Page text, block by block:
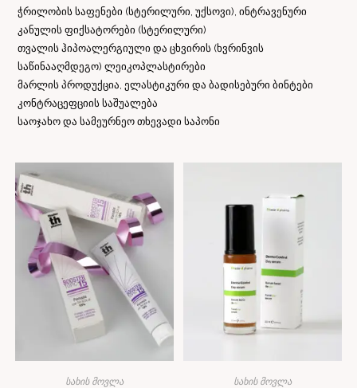
ჭრილობის საფენები (სტერილური, უქსოვი), ინტრავენური
კანულის ფიქსატორები (სტერილური)
თვალის ჰიპოალერგიული და ცხვირის (ხვრინვის
საწინააღმდეგო) ლეიკოპლასტირები
მარლის პროდუქცია, ელასტიკური და ბადისებური ბინტები
კონტრაცეფციის საშუალება
საოჯახო და სამეურნეო თხევადი საპონი
სახის მოვლა სახის მოვლა